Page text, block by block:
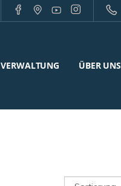
VERWALTUNG ÜBER UNS